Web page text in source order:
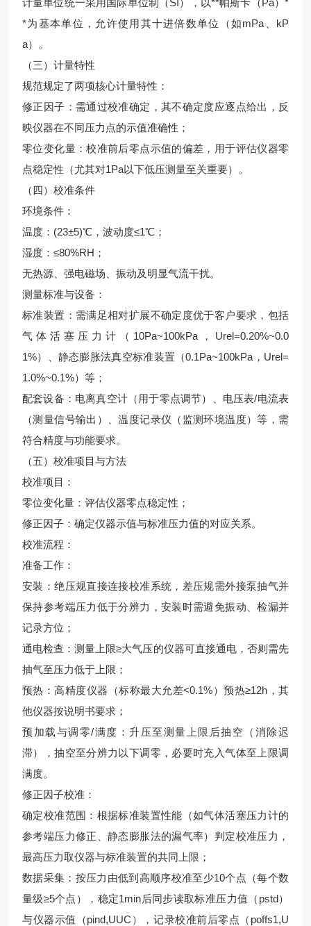
计量单位统一采用国际单位制（SI），以**帕斯卡（Pa）*
*为基本单位，允许使用其十进倍数单位（如mPa、kP
a）。
（三）计量特性
规范规定了两项核心计量特性：
修正因子：需通过校准确定，其不确定度应逐点给出，反
映仪器在不同压力点的示值准确性；
零位变化量：校准前后零点示值的偏差，用于评估仪器零
点稳定性（尤其对1Pa以下低压测量至关重要）。
（四）校准条件
环境条件：
温度：(23±5)℃，波动度≤1℃；
湿度：≤80%RH；
无热源、强电磁场、振动及明显气流干扰。
测量标准与设备：
标准装置：需满足相对扩展不确定度优于客户要求，包括
气体活塞压力计（10Pa~100kPa，Urel=0.20%~0.0
1%）、静态膨胀法真空标准装置（0.1Pa~100kPa，Urel=
1.0%~0.1%）等；
配套设备：电离真空计（用于零点调节）、电压表/电流表
（测量信号输出）、温度记录仪（监测环境温度）等，需
符合精度与功能要求。
（五）校准项目与方法
校准项目：
零位变化量：评估仪器零点稳定性；
修正因子：确定仪器示值与标准压力值的对应关系。
校准流程：
准备工作：
安装：绝压规直接连接校准系统，差压规需外接泵抽气并
保持参考端压力低于分辨力，安装时需避免振动、检漏并
记录方位；
通电检查：测量上限≥大气压的仪器可直接通电，否则需先
抽气至压力低于上限；
预热：高精度仪器（标称最大允差<0.1%）预热≥12h，其
他仪器按说明书要求；
预加载与调零/满度：升压至测量上限后抽空（消除迟
滞），抽空至分辨力以下调零，必要时充入气体至上限调
满度。
修正因子校准：
确定校准范围：根据标准装置性能（如气体活塞压力计的
参考端压力修正、静态膨胀法的漏气率）判定校准压力，
最高压力取仪器与标准装置的共同上限；
数据采集：按压力由低到高顺序校准至少10个点（每个数
量级≥5个点），稳定1min后同步读取标准压力值（pstd）
与仪器示值（pind,UUC），记录校准前后零点（poffs1,U